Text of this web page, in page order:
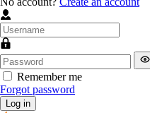
Remember me
Forgot password
Log in